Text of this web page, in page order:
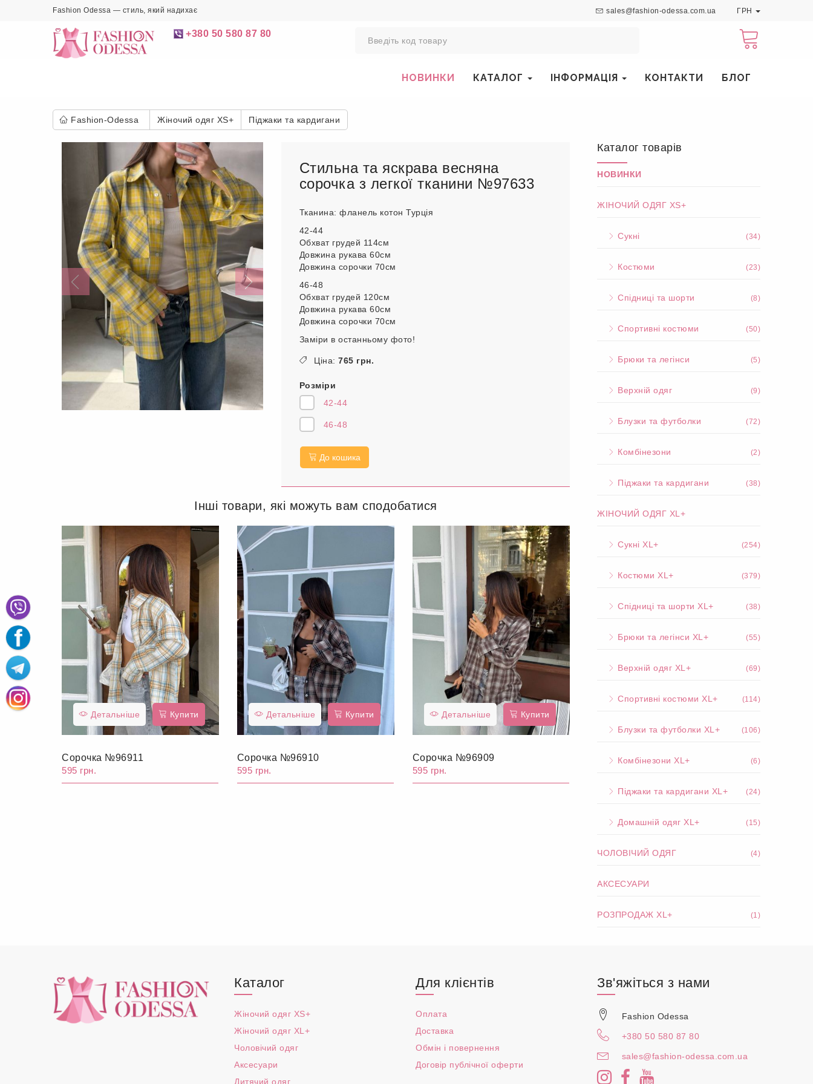
Fashion Odessa — стиль, який надихає sales@fashion-odessa.com.ua ГРН
+380 50 580 87 80
НОВИНКИ КАТАЛОГ ІНФОРМАЦІЯ КОНТАКТИ БЛОГ
Fashion-Odessa Жіночий одяг XS+ Піджаки та кардигани
Стильна та яскрава весняна
сорочка з легкої тканини №97633
Тканина: фланель котон Турція
42-44
Обхват грудей 114см
Довжина рукава 60см
Довжина сорочки 70см
46-48
Обхват грудей 120см
Довжина рукава 60см
Довжина сорочки 70см
Заміри в останньому фото!
Ціна: 765 грн.
Розміри
42-44
46-48
До кошика
Інші товари, які можуть вам сподобатися
Детальніше Купити
Сорочка №96911
595 грн.
Детальніше Купити
Сорочка №96910
595 грн.
Детальніше Купити
Сорочка №96909
595 грн.
Каталог товарів
НОВИНКИ
ЖІНОЧИЙ ОДЯГ XS+
Сукні (34)
Костюми (23)
Спідниці та шорти (8)
Спортивні костюми (50)
Брюки та легінси (5)
Верхній одяг (9)
Блузки та футболки (72)
Комбінезони (2)
Піджаки та кардигани (38)
ЖІНОЧИЙ ОДЯГ XL+
Сукні XL+ (254)
Костюми XL+ (379)
Спідниці та шорти XL+ (38)
Брюки та легінси XL+ (55)
Верхній одяг XL+ (69)
Спортивні костюми XL+ (114)
Блузки та футболки XL+ (106)
Комбінезони XL+ (6)
Піджаки та кардигани XL+ (24)
Домашній одяг XL+ (15)
ЧОЛОВІЧИЙ ОДЯГ (4)
АКСЕСУАРИ
РОЗПРОДАЖ XL+ (1)
Каталог
Жіночий одяг XS+
Жіночий одяг XL+
Чоловічий одяг
Аксесуари
Дитячий одяг
Для клієнтів
Оплата
Доставка
Обмін і повернення
Договір публічної оферти
Зв'яжіться з нами
Fashion Odessa
+380 50 580 87 80
sales@fashion-odessa.com.ua